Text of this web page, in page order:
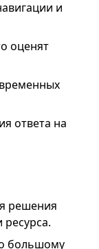
и
оценят
ответа на
решения
большому